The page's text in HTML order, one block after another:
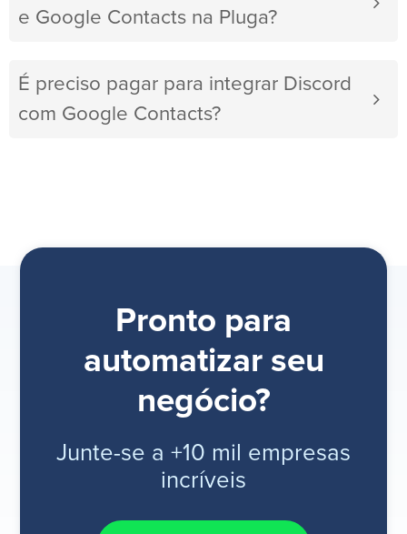
e Google Contacts na Pluga?
É preciso pagar para integrar Discord
com Google Contacts?
Pronto para
automatizar seu
negócio?
Junte-se a +10 mil empresas
incríveis